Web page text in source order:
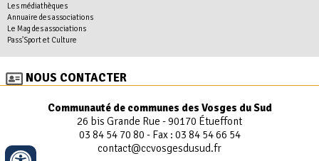
Les médiathèques
Annuaire des associations
Le Mag des associations
Pass'Sport et Culture
NOUS CONTACTER
Communauté de communes des Vosges du Sud
26 bis Grande Rue - 90170 Étueffont
03 84 54 70 80 - Fax : 03 84 54 66 54
contact@ccvosgesdusud.fr